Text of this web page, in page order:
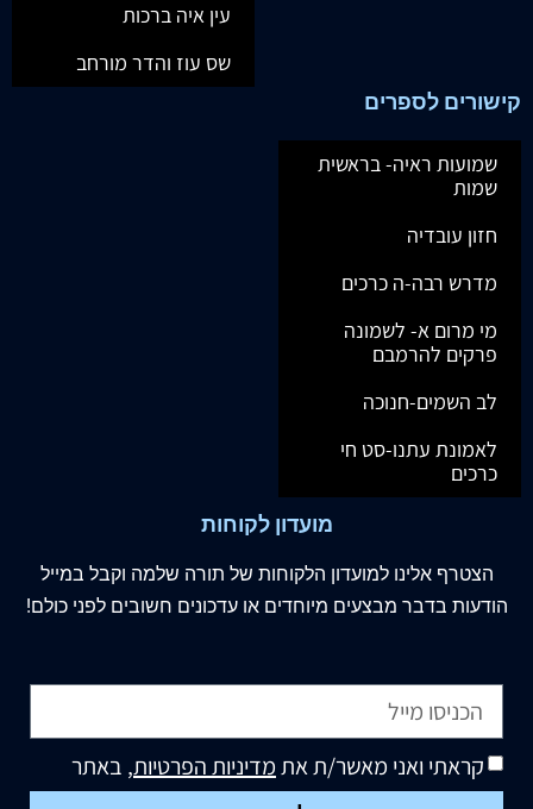
עין איה ברכות
שס עוז והדר מורחב
קישורים לספרים
שמועות ראיה- בראשית
שמות
חזון עובדיה
מדרש רבה-ה כרכים
מי מרום א- לשמונה
פרקים להרמבם
לב השמים-חנוכה
לאמונת עתנו-סט חי
כרכים
מועדון לקוחות
הצטרף אלינו למועדון הלקוחות של תורה שלמה וקבל במייל
הודעות בדבר מבצעים מיוחדים או עדכונים חשובים לפני כולם!
קראתי ואני מאשר/ת אתמדיניות הפרטיות, באתר